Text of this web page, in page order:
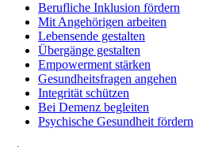
Berufliche Inklusion fördern
Mit Angehörigen arbeiten
Lebensende gestalten
Übergänge gestalten
Empowerment stärken
Gesundheitsfragen angehen
Integrität schützen
Bei Demenz begleiten
Psychische Gesundheit fördern